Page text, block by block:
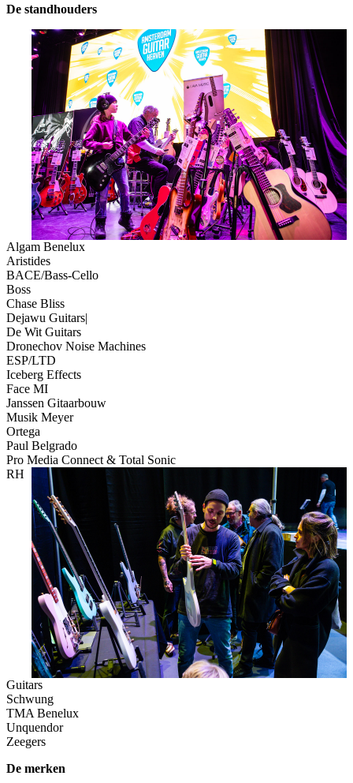
De standhouders
Algam Benelux
Aristides
BACE/Bass-Cello
Boss
Chase Bliss
Dejawu Guitars|
De Wit Guitars
Dronechov Noise Machines
ESP/LTD
Iceberg Effects
Face MI
Janssen Gitaarbouw
Musik Meyer
Ortega
Paul Belgrado
Pro Media Connect & Total Sonic
RH
Guitars
Schwung
TMA Benelux
Unquendor
Zeegers
De merken